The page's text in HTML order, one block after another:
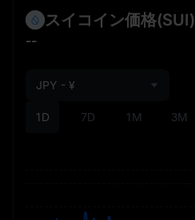
スイコイン価格(SUI)
--
1D 7D 1M 3M
JPY - ¥